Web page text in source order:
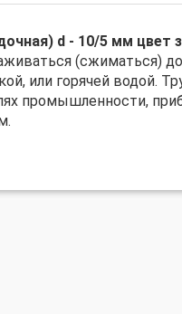
d - 10/5 мм цвет
(сжиматься)
или горячей водой.
промышленности,